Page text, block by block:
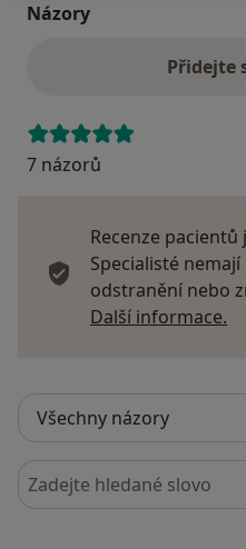
Názory
Přidejte
7 názorů
Recenze
Specialisté
odstranění nebo
Další informace.
Hledejte v názorech